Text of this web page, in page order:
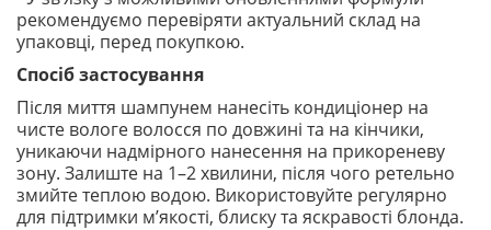
рекомендуємо перевіряти актуальний склад на
упаковці, перед покупкою.
Спосіб застосування
Після миття шампунем нанесіть кондиціонер на
чисте вологе волосся по довжині та на кінчики,
уникаючи надмірного нанесення на прикореневу
зону. Залиште на 1–2 хвилини, після чого ретельно
змийте теплою водою. Використовуйте регулярно
для підтримки м’якості, блиску та яскравості блонда.